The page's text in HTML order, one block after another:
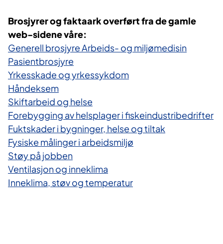
Brosjyrer og faktaark overført fra de gamle
web-sidene våre:
Generell brosjyre Arbeids- og miljømedisin
Pasientbrosjyre
Yrkesskade og yrkessykdom
Håndeksem
Skiftarbeid og helse
Forebygging av helsplager i fiskeindustribedrifter
Fuktskader i bygninger, helse og tiltak
Fysiske målinger i arbeidsmiljø
Støy på jobben
Ventilasjon og inneklima
Inneklima, støv og temperatur